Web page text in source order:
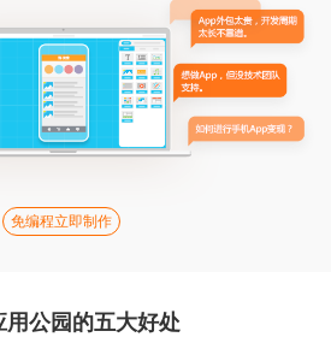
免编程立即制作
用公园的五大好处